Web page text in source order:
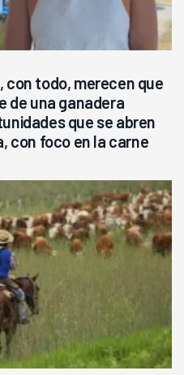
con todo, merecen que
de una ganadera
que se abren
con foco en la carne